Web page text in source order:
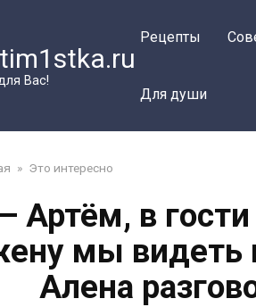
Вас!
Рецепты
Для души
» Это интересно
Артём, в
мы видеть
Алена